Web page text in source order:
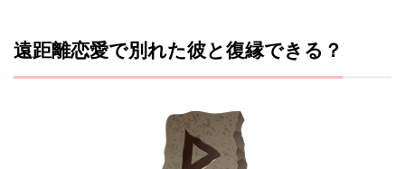
遠距離恋愛で別れた彼と復縁できる？